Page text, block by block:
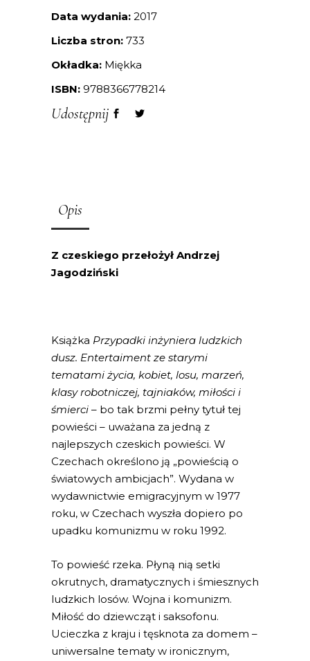
Data wydania: 2017
Liczba stron: 733
Okładka: Miękka
ISBN: 9788366778214
Udostępnij
Opis
Z czeskiego przełożył Andrzej
Jagodziński
Książka Przypadki inżyniera ludzkich
dusz. Entertaiment ze starymi
tematami życia, kobiet, losu, marzeń,
klasy robotniczej, tajniaków, miłości i
śmierci – bo tak brzmi pełny tytuł tej
powieści – uważana za jedną z
najlepszych czeskich powieści. W
Czechach określono ją „powieścią o
światowych ambicjach”. Wydana w
wydawnictwie emigracyjnym w 1977
roku, w Czechach wyszła dopiero po
upadku komunizmu w roku 1992.
To powieść rzeka. Płyną nią setki
okrutnych, dramatycznych i śmiesznych
ludzkich losów. Wojna i komunizm.
Miłość do dziewcząt i saksofonu.
Ucieczka z kraju i tęsknota za domem –
uniwersalne tematy w ironicznym,